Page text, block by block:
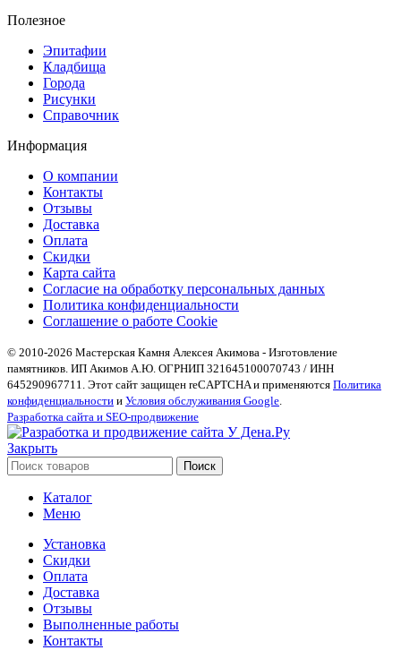
Полезное
Эпитафии
Кладбища
Города
Рисунки
Справочник
Информация
О компании
Контакты
Отзывы
Доставка
Оплата
Скидки
Карта сайта
Согласие на обработку персональных данных
Политика конфиденциальности
Соглашение о работе Cookie
© 2010-2026 Мастерская Камня Алексея Акимова - Изготовление
памятников. ИП Акимов А.Ю. ОГРНИП 321645100070743 / ИНН
645290967711. Этот сайт защищен reCAPTCHA и применяются Политика
конфиденциальности и Условия обслуживания Google.
Разработка сайта и SEO-продвижение
Закрыть
Поиск
Каталог
Меню
Установка
Скидки
Оплата
Доставка
Отзывы
Выполненные работы
Контакты